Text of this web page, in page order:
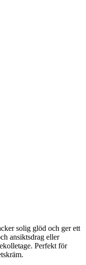
solig glöd och ger ett
ansiktsdrag eller
Perfekt för